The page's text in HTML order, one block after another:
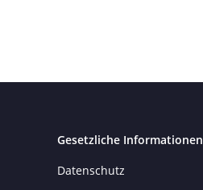
Gesetzliche Informationen
Datenschutz